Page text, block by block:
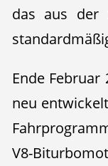
das aus der
Ende
neu
V8-